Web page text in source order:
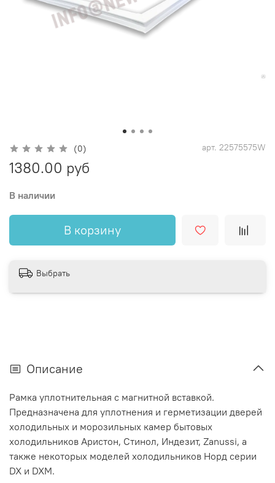
(0) арт. 22575575W
1380.00 руб
В наличии
В корзину
Выбрать
Описание
Рамка уплотнительная с магнитной вставкой.
Предназначена для уплотнения и герметизации дверей
холодильных и морозильных камер бытовых
холодильников Аристон, Стинол, Индезит, Zanussi, а
также некоторых моделей холодильников Норд серии
DX и DXM.